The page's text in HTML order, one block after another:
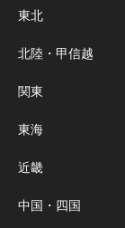
東北
北陸・甲信越
関東
東海
近畿
中国・四国